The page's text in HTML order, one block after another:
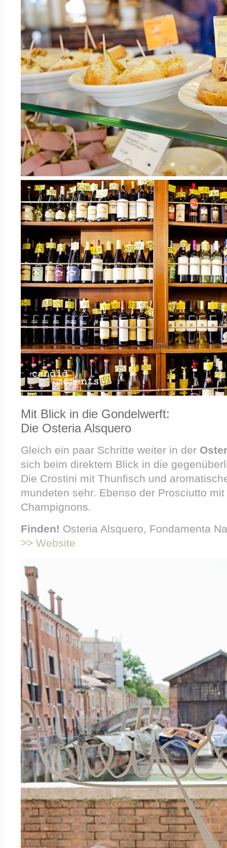
Mit Blick in die Gondelwerft:
Die Osteria Alsquero
Gleich ein paar Schritte weiter in der
sich beim direktem Blick in die
Die Crostini mit Thunfisch und
mundeten sehr. Ebenso der Prosciutto
Champignons.
Finden! Osteria Alsquero, Fondamenta
>> Website